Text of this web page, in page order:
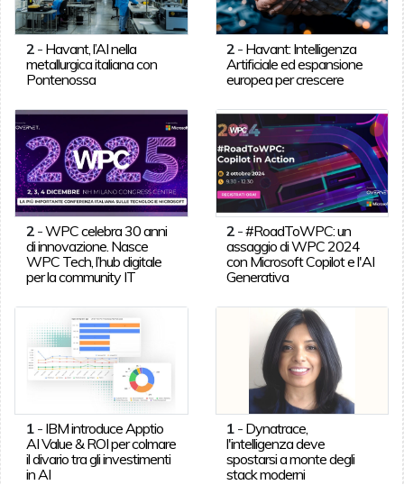
2- Havant, l’AI nella
metallurgica italiana con
Pontenossa
2 - Havant: Intelligenza
Artificiale ed espansione
europea per crescere
2-WPC celebra 30 anni
di innovazione. Nasce
WPC Tech, l’hub digitale
per la community IT
2 -#RoadToWPC: un
assaggio di WPC 2024
con Microsoft Copilot e l'AI
Generativa
1- IBM introduce Apptio
AI Value & ROI per colmare
il divario tra gli investimenti
in AI
1 - Dynatrace,
l'intelligenza deve
spostarsi a monte degli
stack moderni